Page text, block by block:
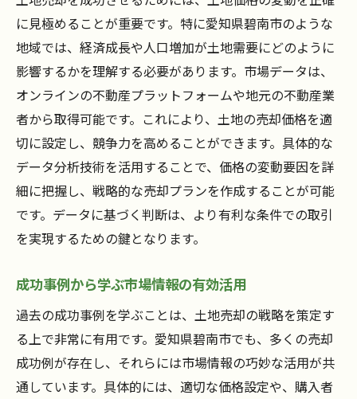
売却プロセスの各段階で必要な情報収集
に見極めることが重要です。特に愛知県碧南市のような
地域では、経済成長や人口増加が土地需要にどのように
影響するかを理解する必要があります。市場データは、
オンラインの不動産プラットフォームや地元の不動産業
者から取得可能です。これにより、土地の売却価格を適
切に設定し、競争力を高めることができます。具体的な
データ分析技術を活用することで、価格の変動要因を詳
細に把握し、戦略的な売却プランを作成することが可能
です。データに基づく判断は、より有利な条件での取引
を実現するための鍵となります。
成功事例から学ぶ市場情報の有効活用
過去の成功事例を学ぶことは、土地売却の戦略を策定す
る上で非常に有用です。愛知県碧南市でも、多くの売却
成功例が存在し、それらには市場情報の巧妙な活用が共
通しています。具体的には、適切な価格設定や、購入者